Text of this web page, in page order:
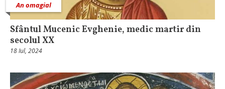
An omagial
Sfântul Mucenic Evghenie, medic martir din
secolul XX
18 Iul, 2024